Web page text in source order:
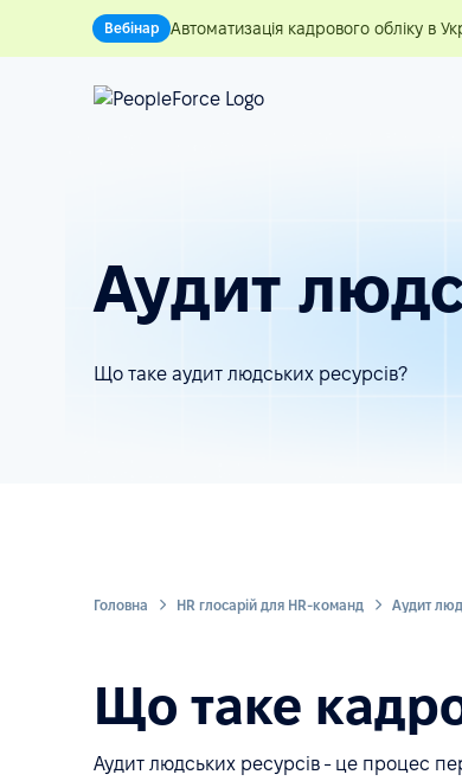
Вебінар Автоматизація кадрового обліку в
Аудит
Що таке aудит людських ресурсів?
Головна HR глосарій для HR-команд Аудит
Що таке
Аудит людських ресурсів - це процес